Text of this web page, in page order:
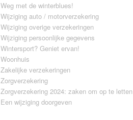
Weg met de winterblues!
Wijziging auto / motorverzekering
Wijziging overige verzekeringen
Wijziging persoonlijke gegevens
Wintersport? Geniet ervan!
Woonhuis
Zakelijke verzekeringen
Zorgverzekering
Zorgverzekering 2024: zaken om op te letten
Een wijziging doorgeven